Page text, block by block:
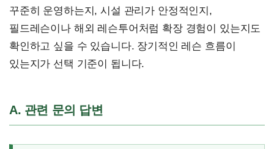
꾸준히 운영하는지, 시설 관리가 안정적인지,
필드레슨이나 해외 레슨투어처럼 확장 경험이 있는지도
확인하고 싶을 수 있습니다. 장기적인 레슨 흐름이
있는지가 선택 기준이 됩니다.
A. 관련 문의 답변